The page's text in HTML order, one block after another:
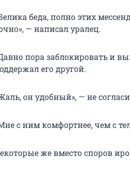
беда, полно этих
— написал уралец.
пора заблокировать и
его другой.
он удобный», — не
с ним комфортнее, чем с
же вместо споров